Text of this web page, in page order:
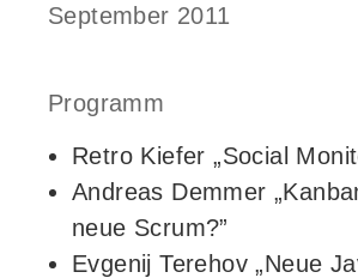
September 2011
Programm
Retro Kiefer „Social
Andreas Demmer
neue Scrum?”
Evgenij Terehov „Neue